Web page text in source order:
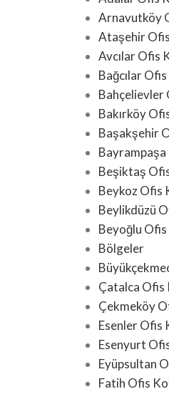
Arnavutköy
Ataşehir
Avcılar Ofis
Bağcılar
Bahçelievler
Bakırköy
Başakşehir
Beşiktaş
Beykoz Ofis
Beylikdüzü
Beyoğlu
Bölgeler
Çatalca
Çekmeköy
Esenler Ofis
Esenyurt
Eyüpsultan
Fatih Ofis